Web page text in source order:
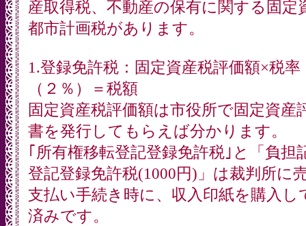
産取得税、不動産の保有に関する固定
都市計画税があります。
1.登録免許税：固定資産税評価額×税率
（２％）＝税額
固定資産税評価額は市役所で固定資産
書を発行してもらえば分かります。
｢所有権移転登記登録免許税｣と「負担
登記登録免許税(1000円)」は裁判所に
支払い手続き時に、収入印紙を購入し
済みです。